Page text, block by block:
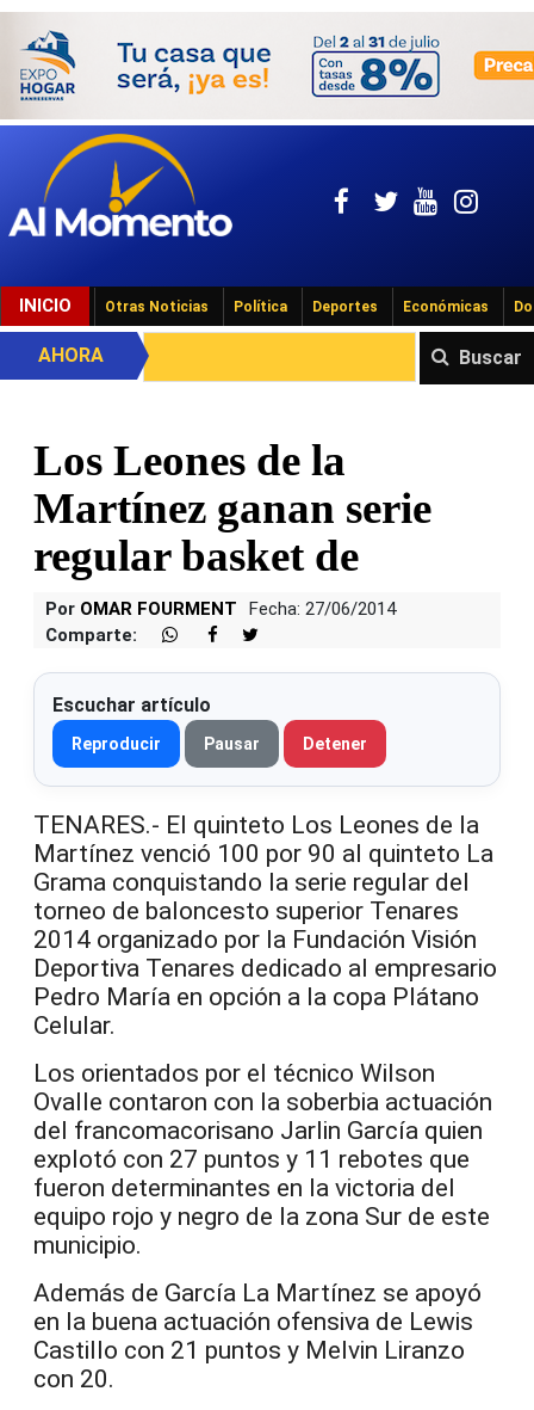
INICIO Otras Noticias Política Deportes Económicas
Buscar
AHORA
Los Leones de la
Martínez ganan serie
regular basket de
Por OMAR FOURMENT
Fecha: 27/06/2014
Comparte:
Escuchar artículo
Reproducir Pausar Detener
TENARES.- El quinteto Los Leones de la
Martínez venció 100 por 90 al quinteto La
Grama conquistando la serie regular del
torneo de baloncesto superior Tenares
2014 organizado por la Fundación Visión
Deportiva Tenares dedicado al empresario
Pedro María en opción a la copa Plátano
Celular.
Los orientados por el técnico Wilson
Ovalle contaron con la soberbia actuación
del francomacorisano Jarlin García quien
explotó con 27 puntos y 11 rebotes que
fueron determinantes en la victoria del
equipo rojo y negro de la zona Sur de este
municipio.
Además de García La Martínez se apoyó
en la buena actuación ofensiva de Lewis
Castillo con 21 puntos y Melvin Liranzo
con 20.